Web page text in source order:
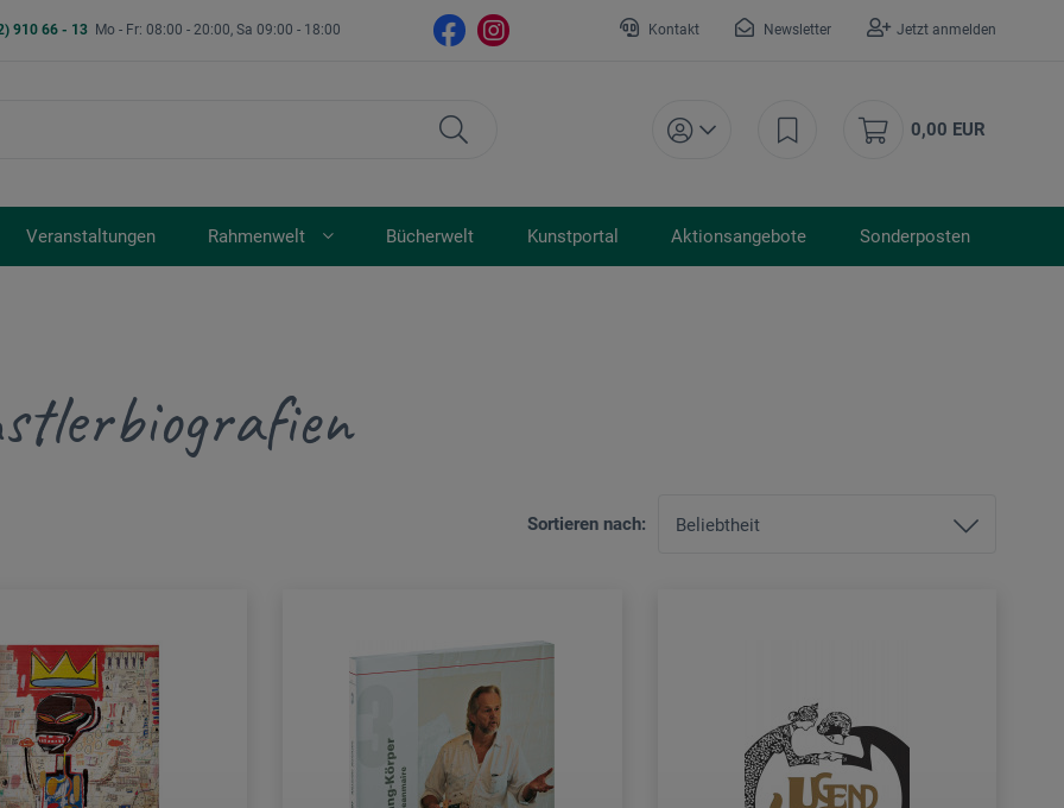
910 66 - 13 Mo - Fr: 08:00 - 20:00, Sa 09:00 - 18:00 Kontakt Newsletter Jetzt anmelden
0,00 EUR
Veranstaltungen Rahmenwelt Bücherwelt Kunstportal Aktionsangebote Sonderposten
Sortieren nach: